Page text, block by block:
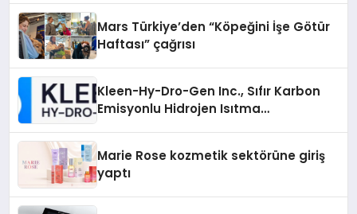
Mars Türkiye’den “Köpeğini İşe Götür
Haftası” çağrısı
Kleen-Hy-Dro-Gen Inc., Sıfır Karbon
Emisyonlu Hidrojen Isıtma
Marie Rose kozmetik sektörüne giriş
yaptı